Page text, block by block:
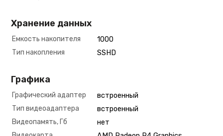
Хранение данных
Емкость накопителя
1000
Тип накопления
SSHD
Графика
Графический адаптер
встроенный
Тип видеоадаптера
встроенный
Видеопамять, Гб
нет